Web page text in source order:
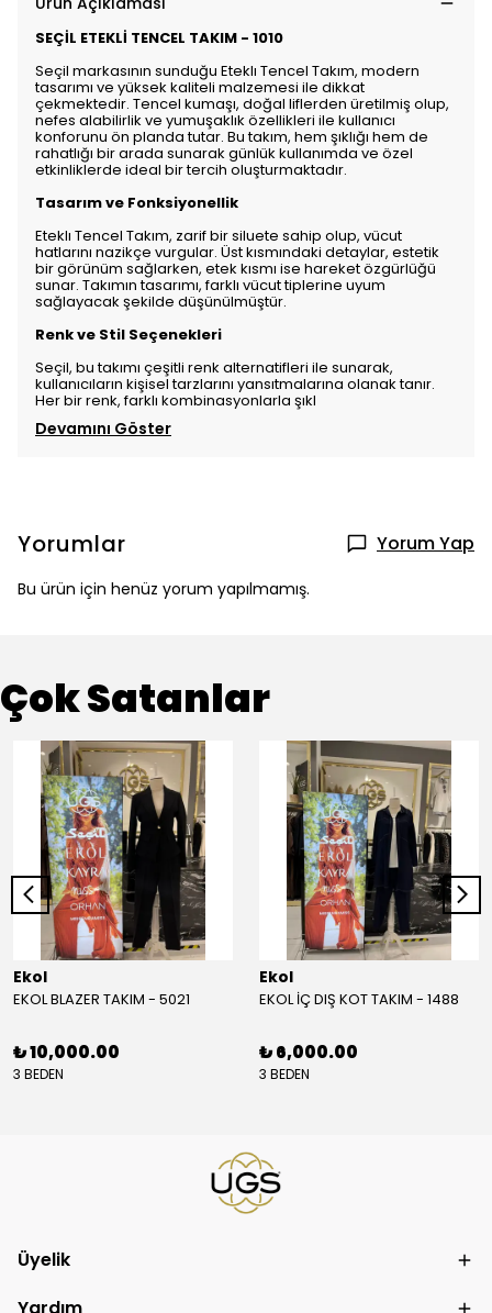
SEÇİL ETEKLİ TENCEL TAKIM - 1010
Seçil markasının sunduğu Eteklı Tencel Takım, modern
tasarımı ve yüksek kaliteli malzemesi ile dikkat
çekmektedir. Tencel kumaşı, doğal liflerden üretilmiş olup,
nefes alabilirlik ve yumuşaklık özellikleri ile kullanıcı
konforunu ön planda tutar. Bu takım, hem şıklığı hem de
rahatlığı bir arada sunarak günlük kullanımda ve özel
etkinliklerde ideal bir tercih oluşturmaktadır.
Tasarım ve Fonksiyonellik
Eteklı Tencel Takım, zarif bir siluete sahip olup, vücut
hatlarını nazikçe vurgular. Üst kısmındaki detaylar, estetik
bir görünüm sağlarken, etek kısmı ise hareket özgürlüğü
sunar. Takımın tasarımı, farklı vücut tiplerine uyum
sağlayacak şekilde düşünülmüştür.
Renk ve Stil Seçenekleri
Seçil, bu takımı çeşitli renk alternatifleri ile sunarak,
kullanıcıların kişisel tarzlarını yansıtmalarına olanak tanır.
Her bir renk, farklı kombinasyonlarla şıkl
Devamını Göster
Yorumlar Yorum Yap
Bu ürün için henüz yorum yapılmamış.
Çok Satanlar
Ekol
EKOL BLAZER TAKIM - 5021
₺ 10,000.00
3 BEDEN
Ekol
EKOL İÇ DIŞ KOT TAKIM - 1488
₺ 6,000.00
3 BEDEN
Üyelik